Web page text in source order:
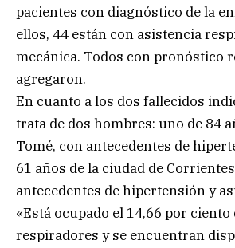
pacientes con diagnóstico de la
ellos, 44 están con asistencia
mecánica. Todos con pronóstico
agregaron.
En cuanto a los dos fallecidos
trata de dos hombres: uno de 84
Tomé, con antecedentes de
61 años de la ciudad de
antecedentes de hipertensión y
«Está ocupado el 14,66 por ciento
respiradores y se encuentran